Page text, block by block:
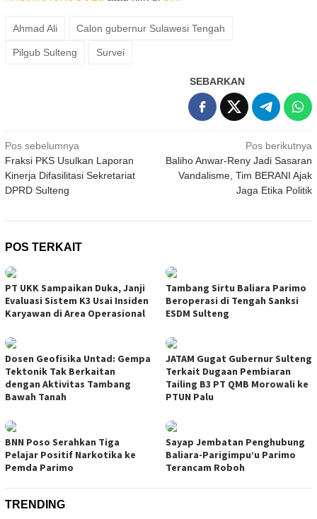
Ahmad Ali Calon gubernur Sulawesi Tengah
Pilgub Sulteng Survei
SEBARKAN
Navigasi
pos
Pos sebelumnya
Fraksi PKS Usulkan Laporan
Kinerja Difasilitasi Sekretariat
DPRD Sulteng
Pos berikutnya
Baliho Anwar-Reny Jadi Sasaran
Vandalisme, Tim BERANI Ajak
Jaga Etika Politik
POS TERKAIT
PT UKK Sampaikan Duka, Janji
Evaluasi Sistem K3 Usai Insiden
Karyawan di Area Operasional
Tambang Sirtu Baliara Parimo
Beroperasi di Tengah Sanksi
ESDM Sulteng
Dosen Geofisika Untad: Gempa
Tektonik Tak Berkaitan
dengan Aktivitas Tambang
Bawah Tanah
JATAM Gugat Gubernur Sulteng
Terkait Dugaan Pembiaran
Tailing B3 PT QMB Morowali ke
PTUN Palu
BNN Poso Serahkan Tiga
Pelajar Positif Narkotika ke
Pemda Parimo
Sayap Jembatan Penghubung
Baliara-Parigimpu’u Parimo
Terancam Roboh
TRENDING